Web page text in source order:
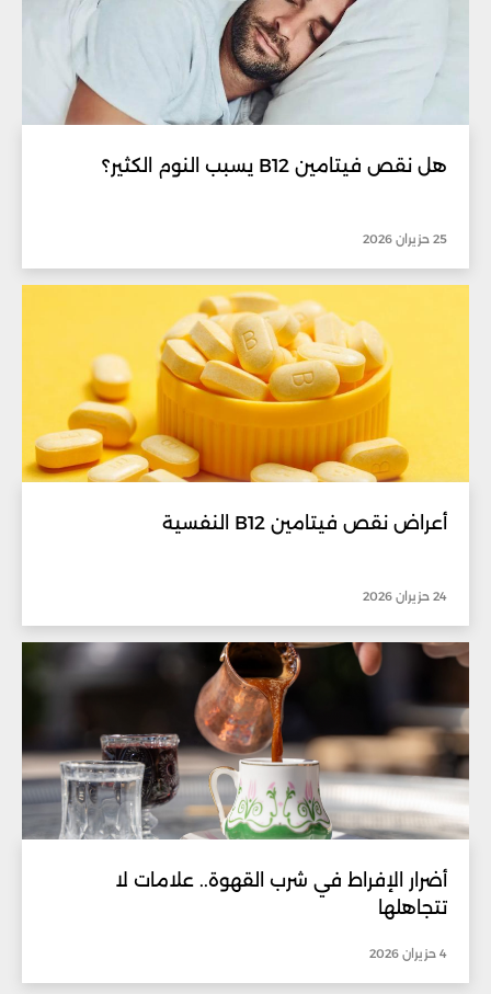
هل نقص فيتامين B12 يسبب النوم الكثير؟
25 حزيران 2026
أعراض نقص فيتامين B12 النفسية
24 حزيران 2026
أضرار الإفراط في شرب القهوة.. علامات لا
تتجاهلها
4 حزيران 2026